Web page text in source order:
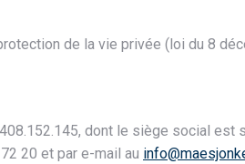
de la vie privée (loi du 8
dont le siège social est
20 et par e-mail au